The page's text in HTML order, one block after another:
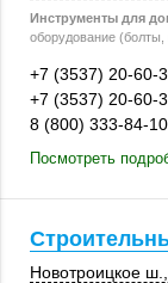
Инструменты для
оборудование (болты,
+7 (3537) 20-60-
+7 (3537) 20-60-
8 (800) 333-84-10
Посмотреть
Новотроицкое ш.,